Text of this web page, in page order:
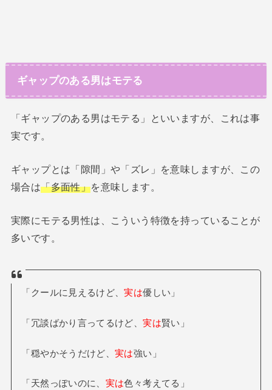
ギャップのある男はモテる
「ギャップのある男はモテる」といいますが、これは事
実です。
ギャップとは「隙間」や「ズレ」を意味しますが、この
場合は「多面性」を意味します。
実際にモテる男性は、こういう特徴を持っていることが
多いです。
「クールに見えるけど、実は優しい」
「冗談ばかり言ってるけど、実は賢い」
「穏やかそうだけど、実は強い」
「天然っぽいのに、 実は色々考えてる」